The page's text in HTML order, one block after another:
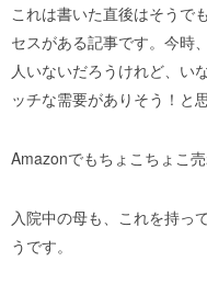
これは書いた直後はそうで
セスがある記事です。今時
人いないだろうけれど、い
ッチな需要がありそう！と
Amazonでもちょこちょこ売
入院中の母も、これを持っ
うです。